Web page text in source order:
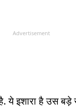
Advertisement
है. ये इशारा है उस